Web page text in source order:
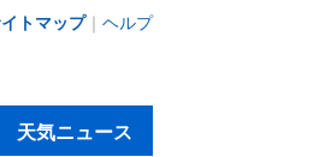
トマップ｜ ヘルプ
天気ニュース